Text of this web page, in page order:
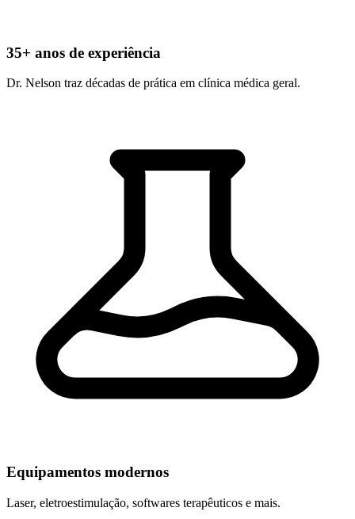
35+ anos de experiência
Dr. Nelson traz décadas de prática em clínica médica geral.
Equipamentos modernos
Laser, eletroestimulação, softwares terapêuticos e mais.